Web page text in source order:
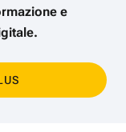
e